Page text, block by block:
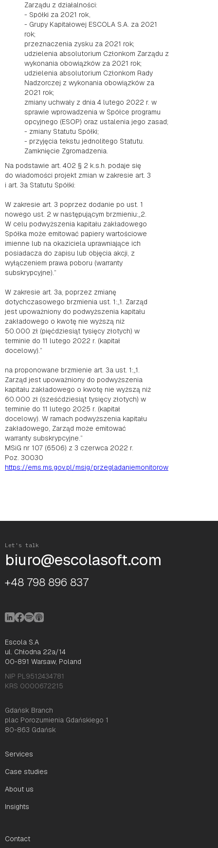
Zarządu z działalności:
- Spółki za 2021 rok,
- Grupy Kapitałowej ESCOLA S.A. za 2021
rok;
przeznaczenia zysku za 2021 rok;
udzielenia absolutorium Członkom Zarządu z
wykonania obowiązków za 2021 rok;
udzielenia absolutorium Członkom Rady
Nadzorczej z wykonania obowiązków za
2021 rok;
zmiany uchwały z dnia 4 lutego 2022 r. w
sprawie wprowadzenia w Spółce programu
opcyjnego (ESOP) oraz ustalenia jego zasad;
- zmiany Statutu Spółki;
- przyjęcia tekstu jednolitego Statutu.
Zamknięcie Zgromadzenia.
Na podstawie art. 402 § 2 k.s.h. podaje się
do wiadomości projekt zmian w zakresie art. 3
i art. 3a Statutu Spółki:
W zakresie art. 3 poprzez dodanie po ust. 1
nowego ust. 2 w następującym brzmieniu:„2.
W celu podwyższenia kapitału zakładowego
Spółka może emitować papiery wartościowe
imienne lub na okaziciela uprawniające ich
posiadacza do zapisu lub objęcia akcji, z
wyłączeniem prawa poboru (warranty
subskrypcyjne).”
W zakresie art. 3a, poprzez zmianę
dotychczasowego brzmienia ust. 1:„1. Zarząd
jest upoważniony do podwyższenia kapitału
zakładowego o kwotę nie wyższą niż
50.000 zł (pięćdziesiąt tysięcy złotych) w
terminie do 11 lutego 2022 r. (kapitał
docelowy).”
na proponowane brzmienie art. 3a ust. 1:„1.
Zarząd jest upoważniony do podwyższenia
kapitału zakładowego o kwotę nie wyższą niż
60.000 zł (sześćdziesiąt tysięcy złotych) w
terminie do 11 lutego 2025 r. (kapitał
docelowy). W ramach podwyższenia kapitału
zakładowego, Zarząd może emitować
warranty subskrypcyjne.”
MSiG nr 107 (6506) z 3 czerwca 2022 r.
Poz. 30030
https://ems.ms.gov.pl/msig/przegladaniemonitorow
Let's talk
biuro@escolasoft.com
+48 798 896 837
Escola S.A
ul. Chłodna 22a/14
00-891 Warsaw, Poland
NIP PL9512434781
KRS 0000672215
Gdańsk Branch
plac Porozumienia Gdańskiego 1
80-863 Gdańsk
Services
Case studies
About us
Insights
Contact